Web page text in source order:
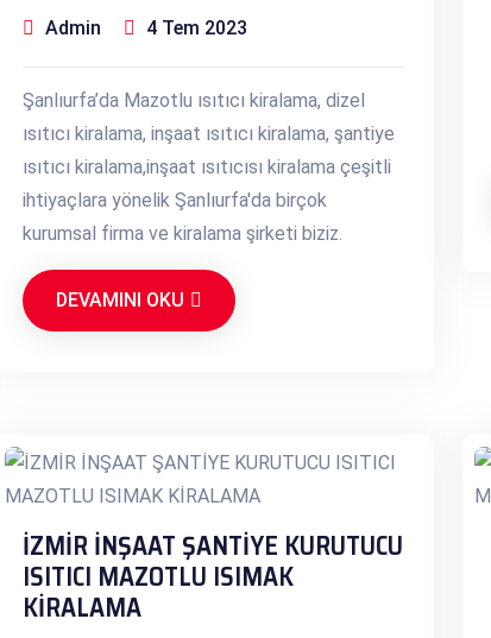
Admin 4 Tem 2023
Şanlıurfa’da Mazotlu ısıtıcı kiralama, dizel
ısıtıcı kiralama, inşaat ısıtıcı kiralama, şantiye
ısıtıcı kiralama,inşaat ısıtıcısı kiralama çeşitli
ihtiyaçlara yönelik Şanlıurfa'da birçok
kurumsal firma ve kiralama şirketi biziz.
DEVAMINI OKU
İZMİR İNŞAAT ŞANTİYE KURUTUCU
ISITICI MAZOTLU ISIMAK
KİRALAMA